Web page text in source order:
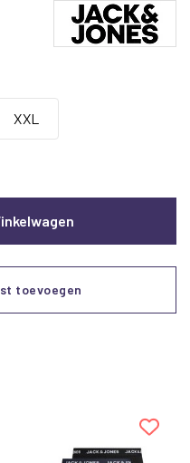
XXL
toevoegen